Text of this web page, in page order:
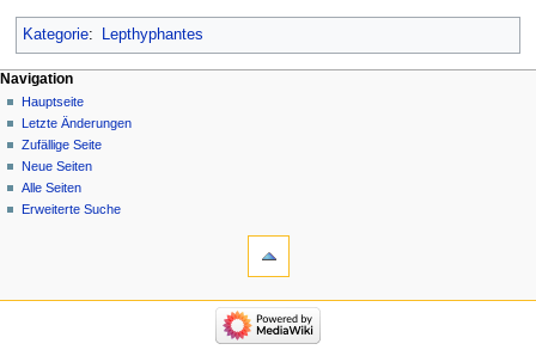
Kategorie: Lepthyphantes
Navigation
Hauptseite
Letzte Änderungen
Zufällige Seite
Neue Seiten
Alle Seiten
Erweiterte Suche